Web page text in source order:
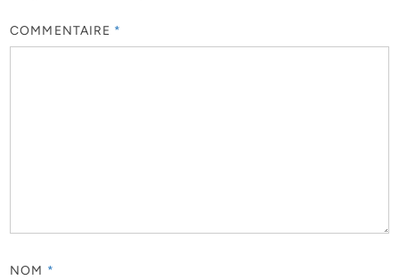
COMMENTAIRE *
NOM *